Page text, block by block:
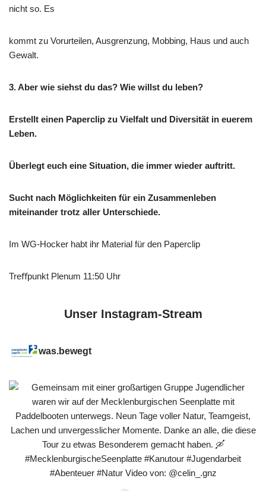
nicht so. Es
kommt zu Vorurteilen, Ausgrenzung, Mobbing, Haus und auch
Gewalt.
3. Aber wie siehst du das? Wie willst du leben?
Erstellt einen Paperclip zu Vielfalt und Diversität in euerem
Leben.
Überlegt euch eine Situation, die immer wieder auftritt.
Sucht nach Möglichkeiten für ein Zusammenleben
miteinander trotz aller Unterschiede.
Im WG-Hocker habt ihr Material für den Paperclip
Treﬀpunkt Plenum 11:50 Uhr
Unser Instagram-Stream
was.bewegt